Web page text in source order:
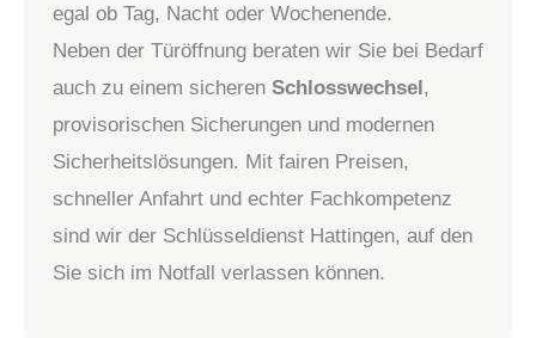
egal ob Tag, Nacht oder Wochenende.
Neben der Türöffnung beraten wir Sie bei Bedarf
auch zu einem sicheren Schlosswechsel,
provisorischen Sicherungen und modernen
Sicherheitslösungen. Mit fairen Preisen,
schneller Anfahrt und echter Fachkompetenz
sind wir der Schlüsseldienst Hattingen, auf den
Sie sich im Notfall verlassen können.